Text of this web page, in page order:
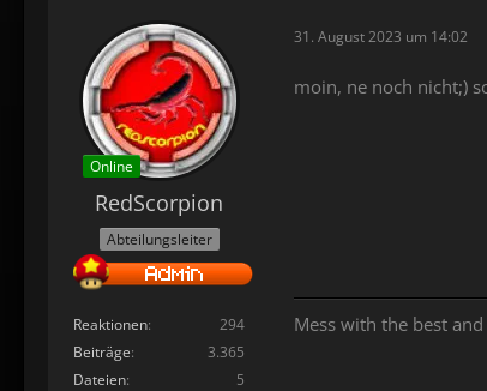
Online
RedScorpion
Abteilungsleiter
Reaktionen
294
Beiträge
3.365
Dateien
5
31. August 2023 um 14:02
moin, ne noch nicht;)
Mess with the best